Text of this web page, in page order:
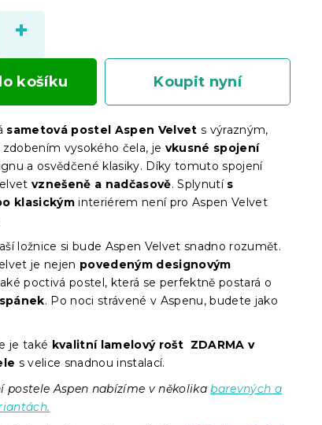
košíku Koupit nyní
sametová postel Aspen Velvet s výrazným,
vysokého čela, je vkusné spojení
a osvědčené klasiky. Díky tomuto spojení
vznešeně a nadčasově. Splynutís
klasickým interiérem není pro Aspen Velvet
ložnice si bude Aspen Velvet snadno rozumět.
je nejen povedeným designovým
poctivá postel, která se perfektně postará o
. Po noci strávené v Aspenu, budete jako
je také kvalitní lamelový rošt ZDARMA v
s velice snadnou instalací.
postele Aspen nabízíme v několikabarevných a